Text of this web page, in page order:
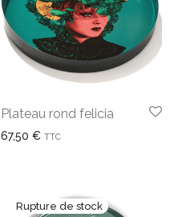
Plateau rond felicia
67,50 € TTC